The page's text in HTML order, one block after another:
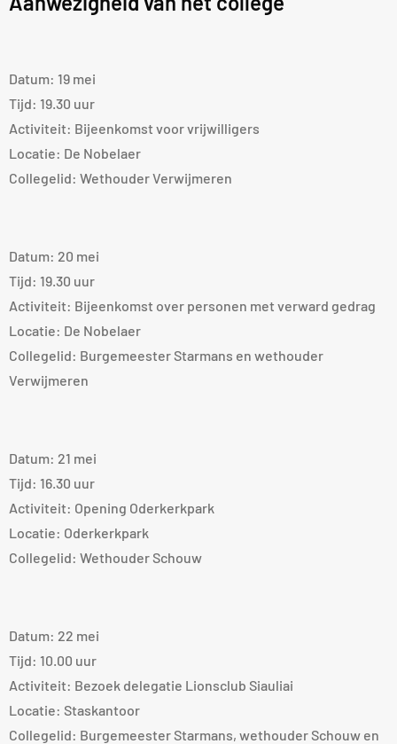
Datum: 19 mei
Tijd: 19.30 uur
Activiteit: Bijeenkomst voor vrijwilligers
Locatie: De Nobelaer
Collegelid: Wethouder Verwijmeren
Datum: 20 mei
Tijd: 19.30 uur
Activiteit: Bijeenkomst over personen met verward gedrag
Locatie: De Nobelaer
Collegelid: Burgemeester Starmans en wethouder
Verwijmeren
Datum: 21 mei
Tijd: 16.30 uur
Activiteit: Opening Oderkerkpark
Locatie: Oderkerkpark
Collegelid: Wethouder Schouw
Datum: 22 mei
Tijd: 10.00 uur
Activiteit: Bezoek delegatie Lionsclub Siauliai
Locatie: Staskantoor
Collegelid: Burgemeester Starmans, wethouder Schouw en